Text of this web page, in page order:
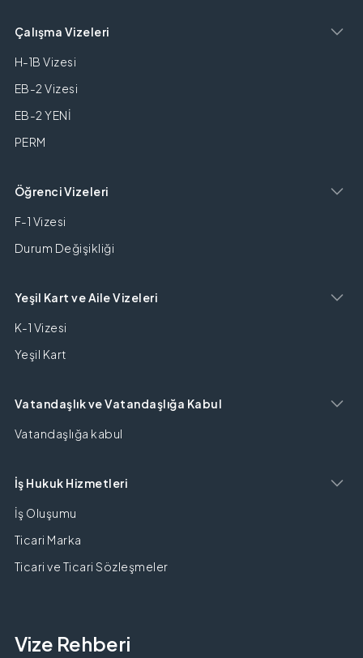
Çalışma Vizeleri
H-1B Vizesi
EB-2 Vizesi
EB-2 YENİ
PERM
Öğrenci Vizeleri
F-1 Vizesi
Durum Değişikliği
Yeşil Kart ve Aile Vizeleri
K-1 Vizesi
Yeşil Kart
Vatandaşlık ve Vatandaşlığa Kabul
Vatandaşlığa kabul
İş Hukuk Hizmetleri
İş Oluşumu
Ticari Marka
Ticari ve Ticari Sözleşmeler
Vize Rehberi